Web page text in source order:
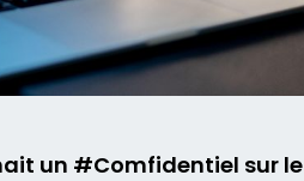
un #Comfidentiel sur le